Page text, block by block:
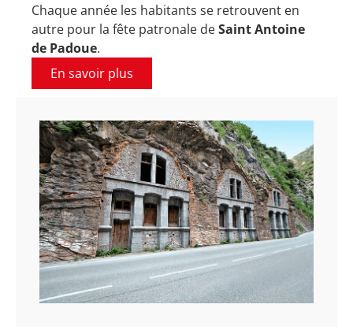
Chaque année les habitants se retrouvent en
autre pour la fête patronale deSaint Antoine
de Padoue.
En savoir plus